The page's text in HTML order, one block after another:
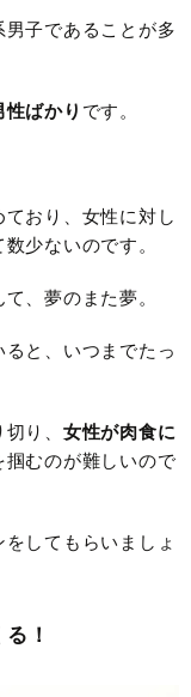
子であることが多
ばかり です。
ており、女性に対し
少ないのです。
、夢のまた夢。
と、いつまでたっ
り、 女性が肉食に
掴むのが難しいので
してもらいましょ
！